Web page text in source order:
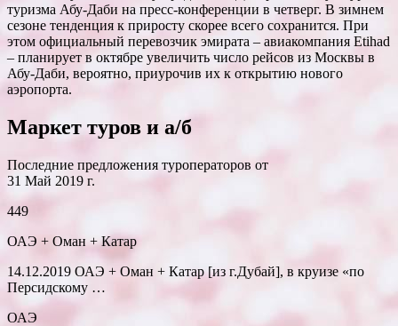
туризма Абу-Даби на пресс-конференции в четверг. В зимнем
сезоне тенденция к приросту скорее всего сохранится. При
этом официальный перевозчик эмирата – авиакомпания Etihad
– планирует в октябре увеличить число рейсов из Москвы в
Абу-Даби, вероятно, приурочив их к открытию нового
аэропорта.
Маркет туров и а/б
Последние предложения туроператоров от
31 Май 2019 г.
449
ОАЭ + Оман + Катар
14.12.2019 ОАЭ + Оман + Катар [из г.Дубай], в круизе «по
Персидскому …
ОАЭ